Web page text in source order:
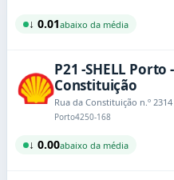
↓ 0.01abaixo da média
P21 -SHELL Porto -
Constituição
Rua da Constituição n.º 2314
Porto4250-168
↓ 0.00abaixo da média